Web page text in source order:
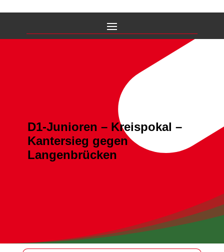
D1-Junioren – Kreispokal –
Kantersieg gegen
Langenbrücken